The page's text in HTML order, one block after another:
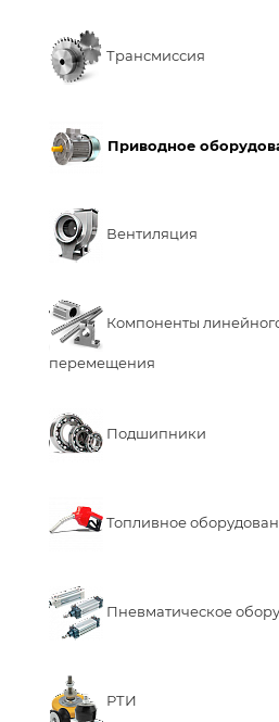
Трансмиссия
Приводное
Вентиляция
Компоненты
перемещения
Подшипники
Топливное
Пневматическое
РТИ